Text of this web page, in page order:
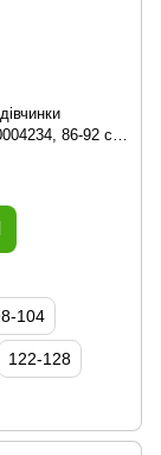
86-92 см,
104
122-128